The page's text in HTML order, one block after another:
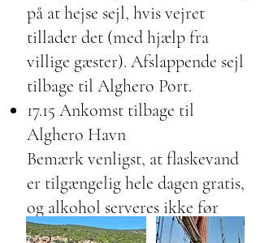
på at hejse sejl, hvis vejret
tillader det (med hjælp fra
villige gæster). Afslappende sejl
tilbage til Alghero Port.
17.15 Ankomst tilbage til
Alghero Havn
Bemærk venligst, at flaskevand
er tilgængelig hele dagen gratis,
og alkohol serveres ikke før
frokosttid. (Af